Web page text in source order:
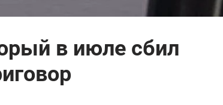
в июле сбил